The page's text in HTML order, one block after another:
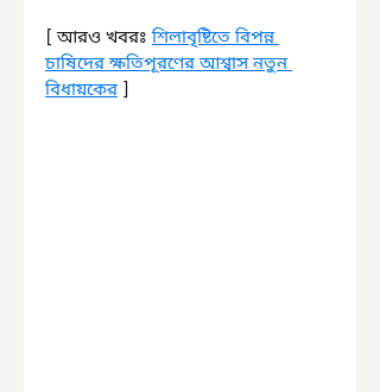
[ আরও খবরঃ শিলাবৃষ্টিতে বিপন্ন
চাষিদের ক্ষতিপূরণের আশ্বাস নতুন
বিধায়কের ]